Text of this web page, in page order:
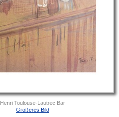
Henri Toulouse-Lautrec Bar
Größeres Bild